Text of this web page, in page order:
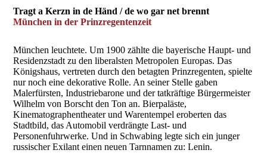
Tragt a Kerzn in de Händ / de wo gar net brennt
München in der Prinzregentenzeit
München leuchtete. Um 1900 zählte die bayerische Haupt- und
Residenzstadt zu den liberalsten Metropolen Europas. Das
Königshaus, vertreten durch den betagten Prinzregenten, spielte
nur noch eine dekorative Rolle. An seiner Stelle gaben
Malerfürsten, Industriebarone und der tatkräftige Bürgermeister
Wilhelm von Borscht den Ton an. Bierpaläste,
Kinematographentheater und Warentempel eroberten das
Stadtbild, das Automobil verdrängte Last- und
Personenfuhrwerke. Und in Schwabing legte sich ein junger
russischer Exilant einen neuen Tarnnamen zu: Lenin.